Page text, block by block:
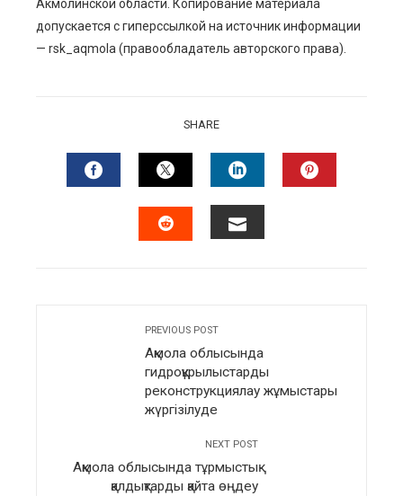
Акмолинской области. Копирование материала
допускается с гиперссылкой на источник информации
— rsk_aqmola (правообладатель авторского права).
SHARE
FACEBOOKTWITTERLINKEDIN
PREVIOUS POST
Ақмола облысында
гидроқұрылыстарды
реконструкциялау жұмыстары
жүргізілуде
NEXT POST
Ақмола облысында тұрмыстық
қалдықтарды қайта өңдеу